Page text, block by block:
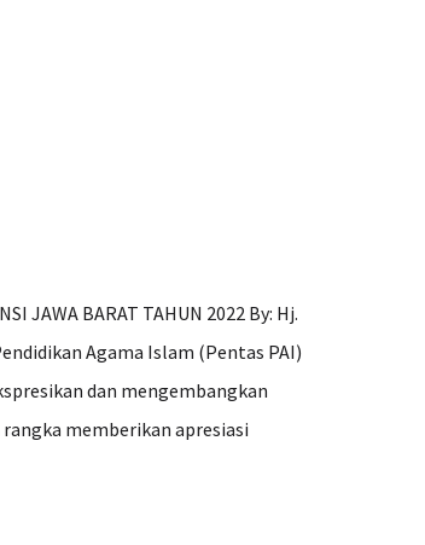
JAWA BARAT TAHUN 2022 By: Hj.
Agama Islam (Pentas PAI)
dan mengembangkan
memberikan apresiasi